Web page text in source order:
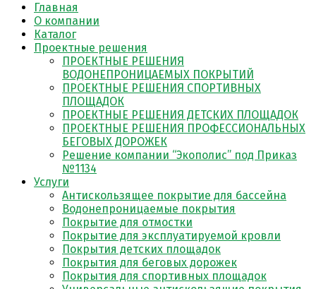
Главная
О компании
Каталог
Проектные решения
ПРОЕКТНЫЕ РЕШЕНИЯ
ВОДОНЕПРОНИЦАЕМЫХ ПОКРЫТИЙ
ПРОЕКТНЫЕ РЕШЕНИЯ СПОРТИВНЫХ
ПЛОЩАДОК
ПРОЕКТНЫЕ РЕШЕНИЯ ДЕТСКИХ ПЛОЩАДОК
ПРОЕКТНЫЕ РЕШЕНИЯ ПРОФЕССИОНАЛЬНЫХ
БЕГОВЫХ ДОРОЖЕК
Решение компании “Экополис” под Приказ
№1134
Услуги
Антискользящее покрытие для бассейна
Водонепроницаемые покрытия
Покрытие для отмостки
Покрытие для эксплуатируемой кровли
Покрытия детских площадок
Покрытия для беговых дорожек
Покрытия для спортивных площадок